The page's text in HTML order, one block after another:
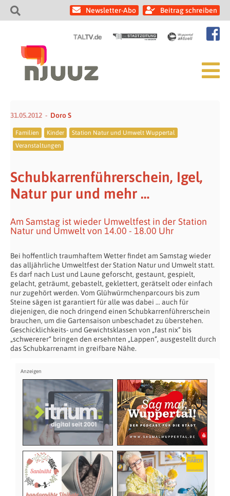
Newsletter-Abo Beitrag schreiben
31.05.2012 Doro S
Familien Kinder
Station Natur und Umwelt Wuppertal
Veranstaltungen
Schubkarrenführerschein, Igel,
Natur pur und mehr …
Am Samstag ist wieder Umweltfest in der Station
Natur und Umwelt von 14.00 - 18.00 Uhr
Bei hoffentlich traumhaftem Wetter findet am Samstag wieder
das alljährliche Umweltfest der Station Natur und Umwelt statt.
Es darf nach Lust und Laune geforscht, gestaunt, gespielt,
gelacht, geträumt, gebastelt, geklettert, gerätselt oder einfach
nur zugehört werden. Vom Glühwürmchenparcours bis zum
Steine sägen ist garantiert für alle was dabei … auch für
diejenigen, die noch dringend einen Schubkarrenführerschein
brauchen, um die Gartensaison unbeschadet zu überstehen.
Geschicklichkeits- und Gewichtsklassen von „fast nix“ bis
„schwererer“ bringen den ersehnten „Lappen“, ausgestellt durch
das Schubkarrenamt in greifbare Nähe.